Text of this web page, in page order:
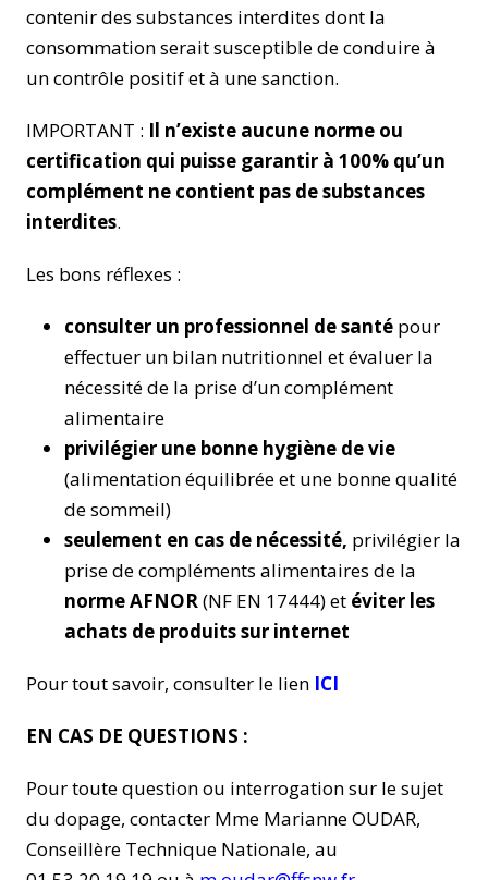
contenir des substances interdites dont la
consommation serait susceptible de conduire à
un contrôle positif et à une sanction.
IMPORTANT : Il n’existe aucune norme ou
certification qui puisse garantir à 100% qu’un
complément ne contient pas de substances
interdites.
Les bons réflexes :
consulter un professionnel de santé pour
effectuer un bilan nutritionnel et évaluer la
nécessité de la prise d’un complément
alimentaire
privilégier une bonne hygiène de vie
(alimentation équilibrée et une bonne qualité
de sommeil)
seulement en cas de nécessité, privilégier la
prise de compléments alimentaires de la
norme AFNOR(NF EN 17444) et éviter les
achats de produits sur internet
Pour tout savoir, consulter le lien ICI
EN CAS DE QUESTIONS :
Pour toute question ou interrogation sur le sujet
du dopage, contacter Mme Marianne OUDAR,
Conseillère Technique Nationale, au